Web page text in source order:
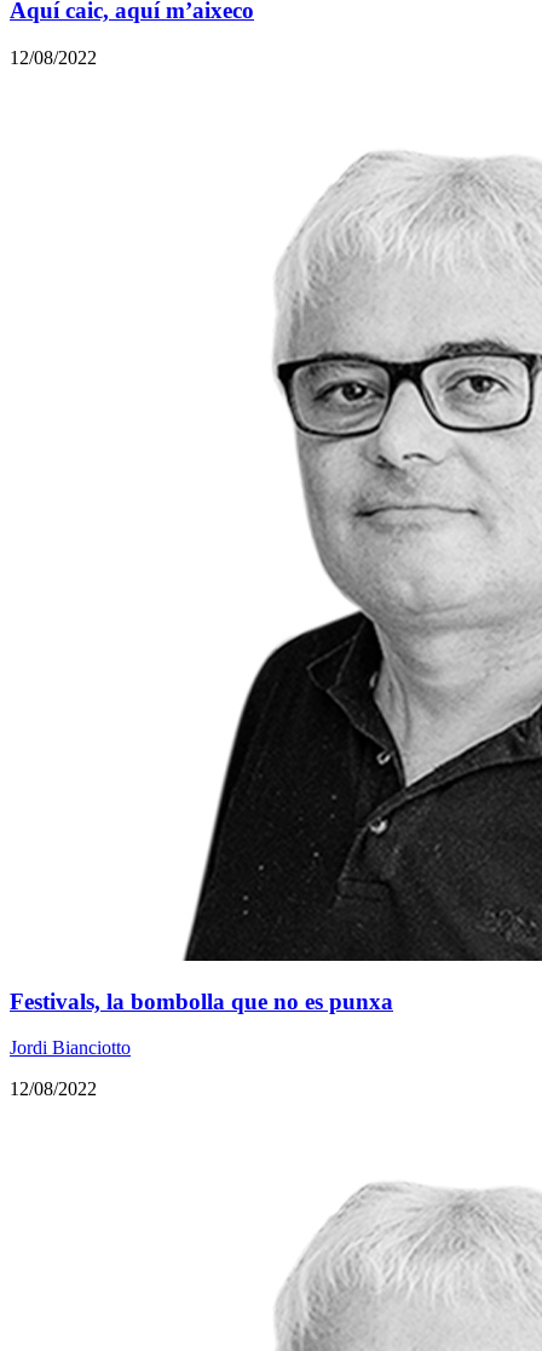
Aquí caic, aquí m’aixeco
12/08/2022
Festivals, la bombolla que no es punxa
Jordi Bianciotto
12/08/2022